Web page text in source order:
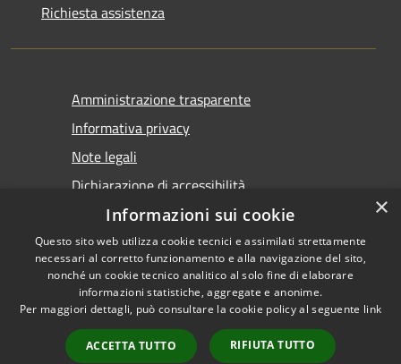
Richiesta assistenza
Amministrazione trasparente
Informativa privacy
Note legali
Dichiarazione di accessibilità
Accessibilità
Copyright © 2026 • Comune di
Tirano • Powered by
Municipium•
Accesso
×
Informazioni sui cookie
Questo sito web utilizza cookie tecnici e assimilati strettamente
necessari al corretto funzionamento e alla navigazione del sito,
nonché un cookie tecnico analitico al solo fine di elaborare
informazioni statistiche, aggregate e anonime.
Per maggiori dettagli, può consultare la cookie policy al seguente link
ACCETTA TUTTO RIFIUTA TUTTO